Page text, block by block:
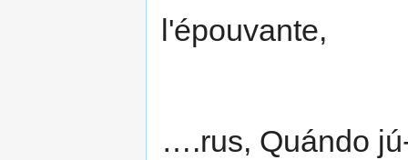
l'épouvante,
….rus, Quándo